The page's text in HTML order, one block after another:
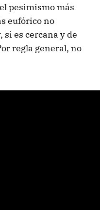
pesimismo más
eufórico no
es cercana y de
regla general, no